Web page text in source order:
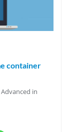
container
in